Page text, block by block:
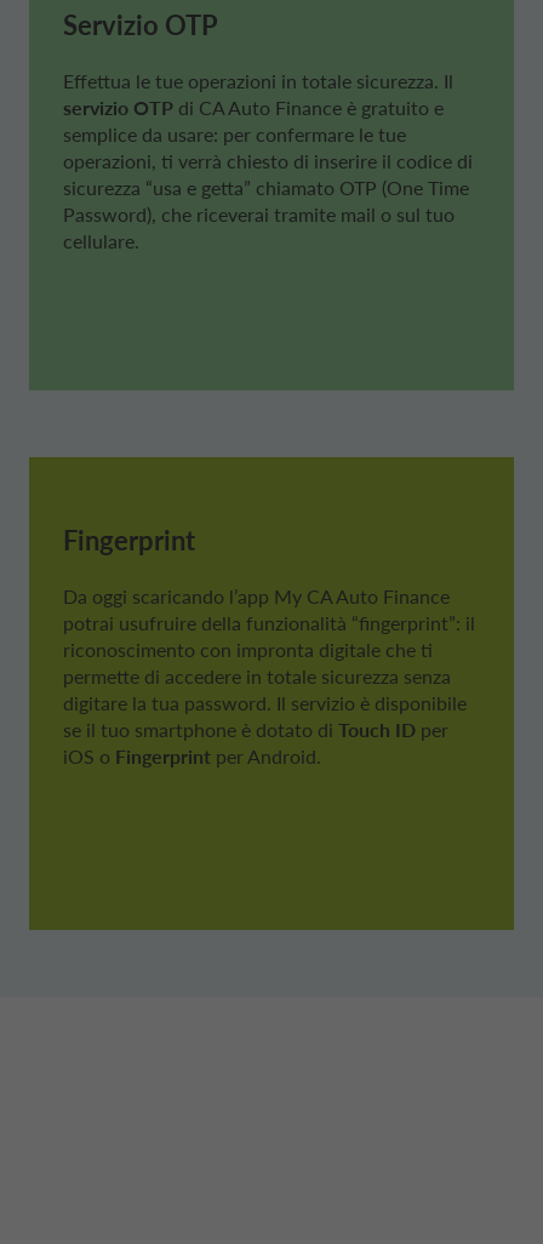
Servizio OTP
Effettua le tue operazioni in totale sicurezza. Il
servizio OTP di CA Auto Finance è gratuito e
semplice da usare: per confermare le tue
operazioni, ti verrà chiesto di inserire il codice di
sicurezza “usa e getta” chiamato OTP (One Time
Password), che riceverai tramite mail o sul tuo
cellulare.
Fingerprint
Da oggi scaricando l’app My CA Auto Finance
potrai usufruire della funzionalità “fingerprint”: il
riconoscimento con impronta digitale che ti
permette di accedere in totale sicurezza senza
digitare la tua password. Il servizio è disponibile
se il tuo smartphone è dotato di Touch ID per
iOS o Fingerprint per Android.